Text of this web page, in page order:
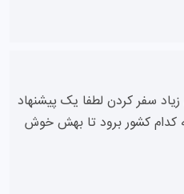
سفر کردن لطفا یک پیشنهاد
کدام کشور برود تا بهش خوش